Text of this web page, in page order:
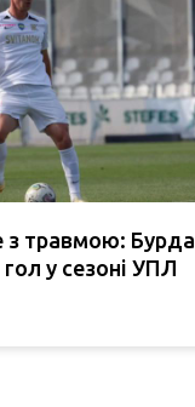
з травмою: Бурда
у сезоні УПЛ